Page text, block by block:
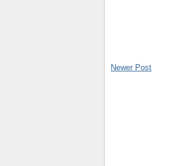
Newer Post